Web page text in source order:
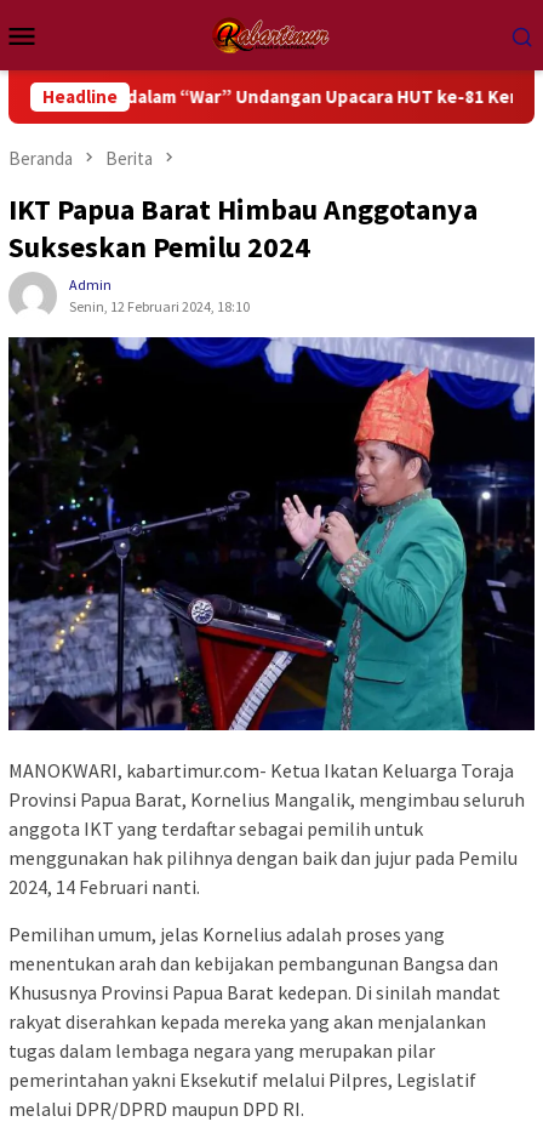
ke
kontenMobile
Headline
“War” Undangan Upacara HUT ke-81 Kemerdekaan RI
Beranda Berita
IKT Papua Barat Himbau Anggotanya
Sukseskan Pemilu 2024
Admin
Senin, 12 Februari 2024, 18:10
MANOKWARI, kabartimur.com- Ketua Ikatan Keluarga Toraja
Provinsi Papua Barat, Kornelius Mangalik, mengimbau seluruh
anggota IKT yang terdaftar sebagai pemilih untuk
menggunakan hak pilihnya dengan baik dan jujur pada Pemilu
2024, 14 Februari nanti.
Pemilihan umum, jelas Kornelius adalah proses yang
menentukan arah dan kebijakan pembangunan Bangsa dan
Khususnya Provinsi Papua Barat kedepan. Di sinilah mandat
rakyat diserahkan kepada mereka yang akan menjalankan
tugas dalam lembaga negara yang merupakan pilar
pemerintahan yakni Eksekutif melalui Pilpres, Legislatif
melalui DPR/DPRD maupun DPD RI.